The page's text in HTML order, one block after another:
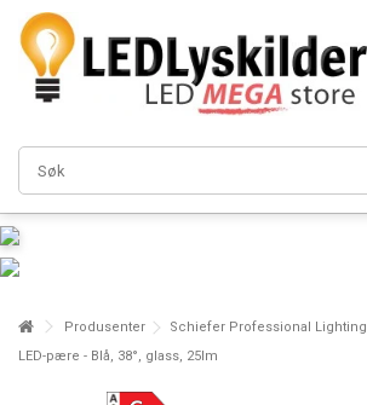
Produsenter Schiefer Professional Lighting
LED-pære - Blå, 38°, glass, 25lm